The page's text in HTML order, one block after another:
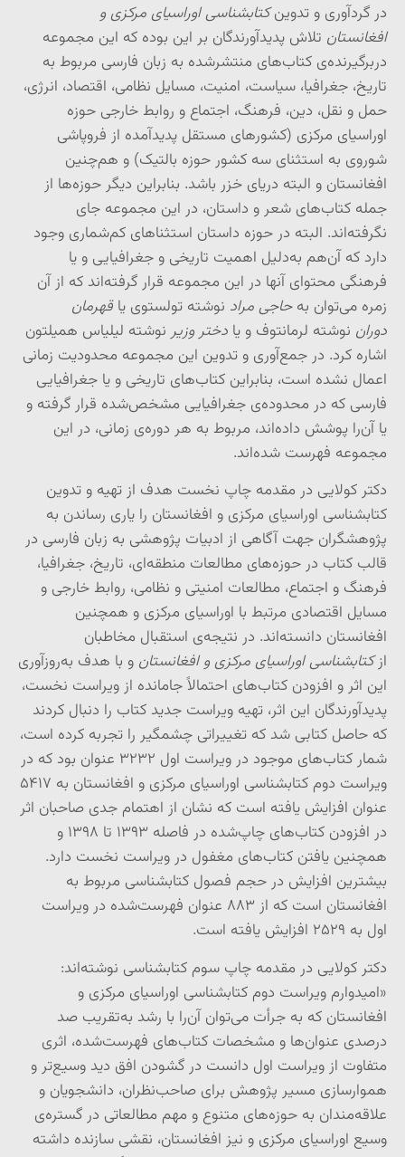
در گردآوری و تدوینکتابشناسی اوراسیای مرکزی و
افغانستان تلاش پدیدآورندگان بر این بوده که این مجموعه
دربرگیرنده‌ی کتاب‌های منتشرشده به زبان فارسی مربوط به
تاریخ، جغرافیا، سیاست، امنیت، مسایل نظامی، اقتصاد، انرژی،
حمل و نقل، دین، فرهنگ، اجتماع و روابط خارجی حوزه
اوراسیای مرکزی (کشورهای مستقل پدیدآمده از فروپاشی
شوروی به استثنای سه کشور حوزه بالتیک) و هم‌چنین
افغانستان و البته دریای خزر باشد. بنابراین دیگر حوزه‌ها از
جمله کتاب‌های شعر و داستان، در این مجموعه جای
نگرفته‌اند. البته در حوزه داستان استثناهای کم‌شماری وجود
دارد که آن‌هم به‌دلیل اهمیت تاریخی و جغرافیایی و یا
فرهنگی محتوای آنها در این مجموعه قرار گرفته‌اند که از آن
زمره می‌توان بهحاجی مراد نوشته تولستوی یاقهرمان
دوران نوشته لرمانتوف و یا دختر وزیر نوشته لیلیاس همیلتون
اشاره کرد. در جمع‌آوری و تدوین این مجموعه محدودیت زمانی
اعمال نشده است، بنابراین کتاب‌های تاریخی و یا جغرافیایی
فارسی که در محدوده‌ی جغرافیایی مشخص‌شده قرار گرفته‌ و
یا آن‌را پوشش داده‌اند، مربوط به هر دوره‌ی زمانی، در این
مجموعه فهرست شده‌اند.
دکتر کولایی در مقدمه چاپ نخست هدف از تهیه و تدوین
کتابشناسی اوراسیای مرکزی و افغانستان را یاری رساندن به
پژوهشگران جهت آگاهی از ادبیات پژوهشی به زبان فارسی در
قالب کتاب در حوزه‌های مطالعات منطقه‌ای، تاریخ، جغرافیا،
فرهنگ و اجتماع، مطالعات امنیتی و نظامی، روابط خارجی و
مسایل اقتصادی مرتبط با اوراسیای مرکزی و همچنین
افغانستان دانسته‌اند. در نتیجه‌ی استقبال مخاطبان
ازکتابشناسی اوراسیای مرکزی و افغانستان و با هدف به‌روزآوری
این اثر و افزودن کتاب‌های احتمالاً جامانده از ویراست نخست،
پدیدآورندگان این اثر، تهیه ویراست جدید کتاب را دنبال کردند
که حاصل کتابی شد که تغییراتی چشمگیر را تجربه کرده است،
شمار کتاب‌های موجود در ویراست اول ۳۲۳۲ عنوان بود که در
ویراست دوم کتابشناسی اوراسیای مرکزی و افغانستان به ۵۴۱۷
عنوان افزایش یافته است که نشان از اهتمام جدی صاحبان اثر
در افزودن کتاب‌های چاپ‌شده در فاصله ۱۳۹۳ تا ۱۳۹۸ و
همچنین یافتن کتاب‌های مغفول در ویراست نخست دارد.
بیشترین افزایش در حجم فصول کتابشناسی مربوط به
افغانستان است که از ۸۸۳ عنوان فهرست‌شده در ویراست
اول به ۲۵۲۹ افزایش یافته است.
دکتر کولایی در مقدمه چاپ سوم کتابشناسی نوشته‌اند:
«امیدوارم ویراست دوم کتابشناسی اوراسیای مرکزی و
افغانستان که به جرأت می‌توان آن‌را با رشد به‌تقریب صد
درصدی عنوان‌ها و مشخصات کتاب‌های فهرست‌شده، اثری
متفاوت از ویراست اول دانست در گشودن افق دید وسیع‌تر و
هموارسازی مسیر پژوهش برای صاحب‌نظران، دانشجویان و
علاقه‌مندان به حوزه‌های متنوع و مهم مطالعاتی در گستره‌ی
وسیع اوراسیای مرکزی و نیز افغانستان، نقشی سازنده داشته